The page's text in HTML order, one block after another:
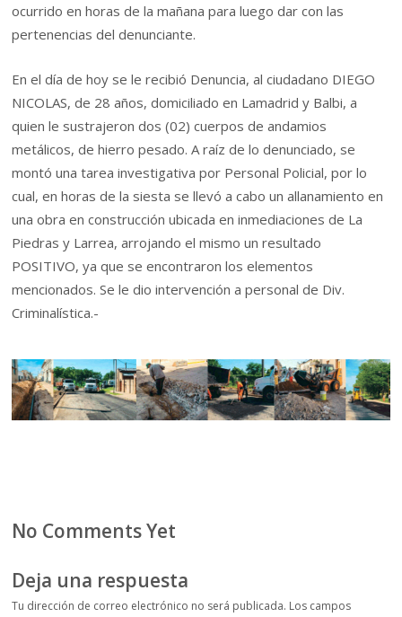
ocurrido en horas de la mañana para luego dar con las
pertenencias del denunciante.
En el día de hoy se le recibió Denuncia, al ciudadano DIEGO
NICOLAS, de 28 años, domiciliado en Lamadrid y Balbi, a
quien le sustrajeron dos (02) cuerpos de andamios
metálicos, de hierro pesado. A raíz de lo denunciado, se
montó una tarea investigativa por Personal Policial, por lo
cual, en horas de la siesta se llevó a cabo un allanamiento en
una obra en construcción ubicada en inmediaciones de La
Piedras y Larrea, arrojando el mismo un resultado
POSITIVO, ya que se encontraron los elementos
mencionados. Se le dio intervención a personal de Div.
Criminalística.-
No Comments Yet
Deja una respuesta
Tu dirección de correo electrónico no será publicada. Los campos